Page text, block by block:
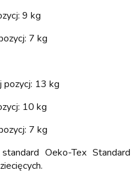
9 kg
7 kg
pozycj: 13 kg
10 kg
7 kg
Oeko-Tex Standard